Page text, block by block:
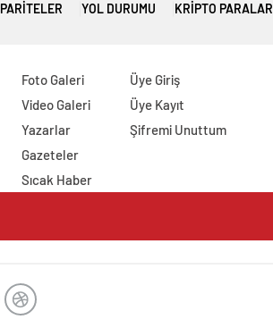
PARITELER YOL DURUMU KRIPTO PARALAR
Foto Galeri
Video Galeri
Yazarlar
Gazeteler
Sıcak Haber
Üye Giriş
Üye Kayıt
Şifremi Unuttum